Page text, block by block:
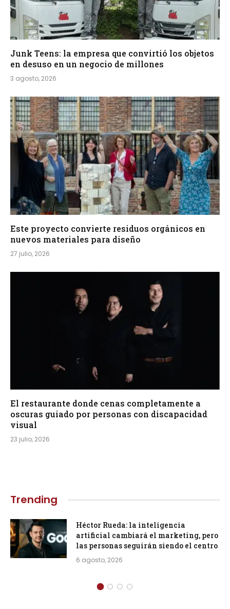
Junk Teens: la empresa que convirtió los objetos
en desuso en un negocio de millones
3 agosto, 2026
Este proyecto convierte residuos orgánicos en
nuevos materiales para diseño
27 julio, 2026
El restaurante donde cenas completamente a
oscuras guiado por personas con discapacidad
visual
23 julio, 2026
Trending
Héctor Rueda: la inteligencia
artificial cambiará el marketing, pero
las personas seguirán siendo el centro
6 agosto, 2026